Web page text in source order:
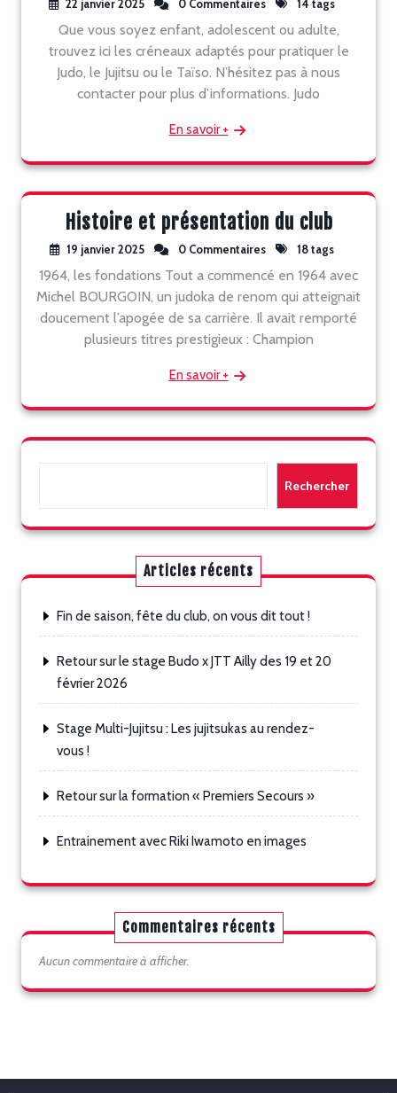
22 janvier 2025 0 Commentaires 14 tags
Que vous soyez enfant, adolescent ou adulte,
trouvez ici les créneaux adaptés pour pratiquer le
Judo, le Jujitsu ou le Taïso. N’hésitez pas à nous
contacter pour plus d’informations. Judo
En savoir +
Histoire et présentation du club
19 janvier 2025 0 Commentaires 18 tags
1964, les fondations Tout a commencé en 1964 avec
Michel BOURGOIN, un judoka de renom qui atteignait
doucement l’apogée de sa carrière. Il avait remporté
plusieurs titres prestigieux : Champion
En savoir +
Rechercher
Rechercher
Articles récents
Fin de saison, fête du club, on vous dit tout !
Retour sur le stage Budo x JTT Ailly des 19 et 20
février 2026
Stage Multi-Jujitsu : Les jujitsukas au rendez-
vous !
Retour sur la formation « Premiers Secours »
Entrainement avec Riki Iwamoto en images
Commentaires récents
Aucun commentaire à afficher.